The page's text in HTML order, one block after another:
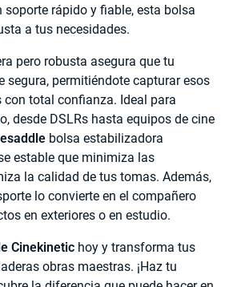
rápido y fiable, esta bolsa
a tus necesidades.
pero robusta asegura que tu
segura, permitiéndote capturar esos
total confianza. Ideal para
desde DSLRs hasta equipos de cine
bolsa estabilizadora
estable que minimiza las
la calidad de tus tomas. Además,
lo convierte en el compañero
en exteriores o en estudio.
Cinekinetic hoy y transforma tus
obras maestras. ¡Haz tu